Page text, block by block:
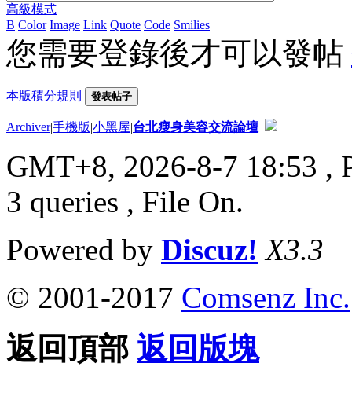
高級模式
B Color Image Link Quote Code Smilies
您需要登錄後才可以發帖
本版積分規則 發表帖子
Archiver|手機版|小黑屋|台北瘦身美容交流論壇
GMT+8, 2026-8-7 18:53 ,
3 queries , File On.
Powered by Discuz! X3.3
© 2001-2017 Comsenz Inc.
返回頂部 返回版塊